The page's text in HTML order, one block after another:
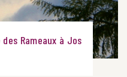
Rameaux à Jos